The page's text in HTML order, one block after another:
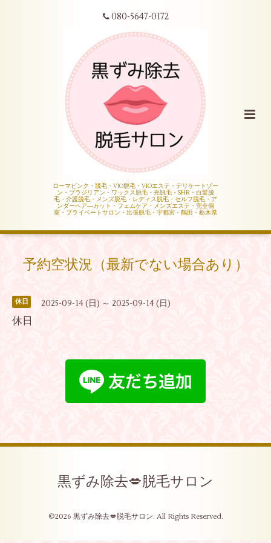
080-5647-0172
ローマピンク・脱毛・VIO脱毛・VIOエステ・デリケートゾー
ン・ブラジリアン・ワックス脱毛・光脱毛・SHR・白髪脱
毛・介護脱毛・メンズ脱毛・レディス脱毛・セルフ脱毛・ア
ンダーヘア―カット・フェムケア・メンズエステ・完全個
室・プライベートサロン・出張脱毛・宇都宮・鶴田・栃木県
予約空状況（最新でない場合あり）
休日 2025-09-14 (日) ～ 2025-09-14 (日)
休日
黒ずみ除去💋脱毛サロン
©2026 黒ずみ除去💋脱毛サロン. All Rights Reserved.